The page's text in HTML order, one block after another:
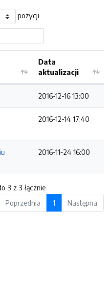
pozycji
Data
aktualizacji
2016-12-16 13:00
2016-12-14 17:40
2016-11-24 16:00
3 z 3 łącznie
Poprzednia
1 Następna